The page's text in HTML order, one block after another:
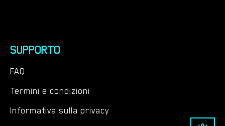
SUPPORTO
FAQ
Termini e condizioni
Informativa sulla privacy